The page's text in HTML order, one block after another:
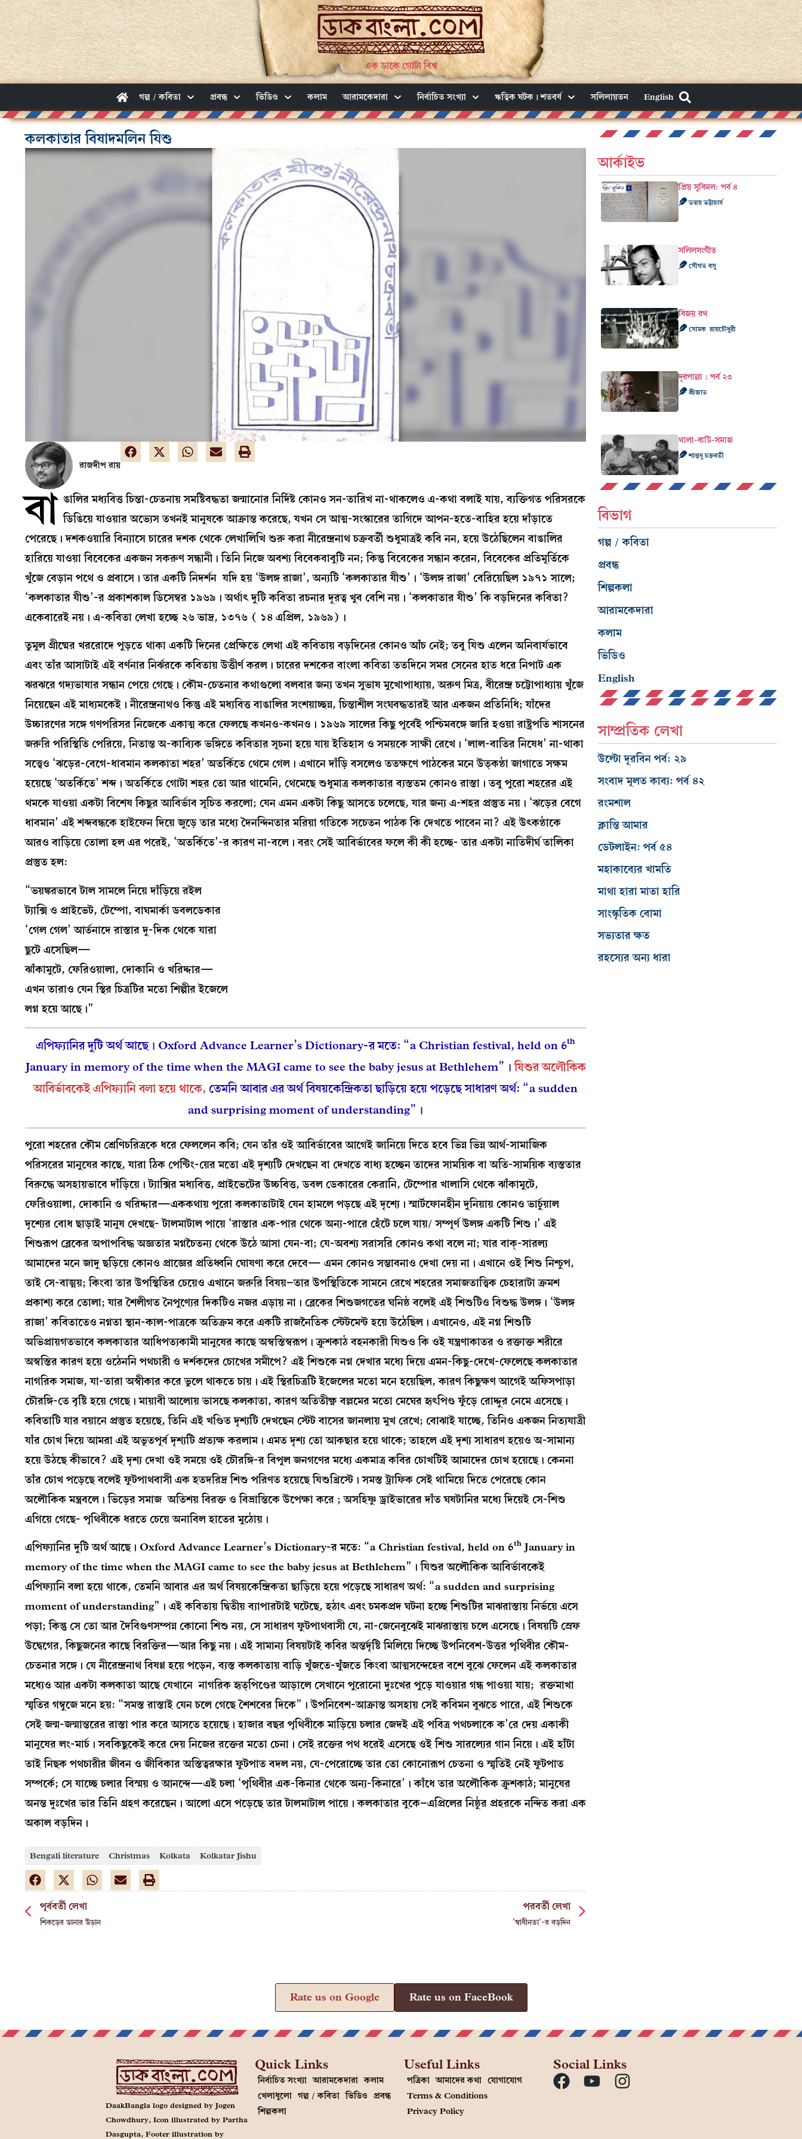
এক ডাকে গোটা বিশ্ব
গল্প / কবিতা প্রবন্ধ ভিডিও কলাম আরামকেদারা নির্বাচিত সংখ্যা ঋত্বিক ঘটক। শতবর্ষ সলিলায়তন English
কলকাতার বিষাদমলিন যিশু
রাজদীপ রায়
বা ঙালির মধ্যবিত্ত চিন্তা-চেতনায় সমষ্টিবদ্ধতা জন্মানোর নির্দিষ্ট কোনও সন-তারিখ না-থাকলেও এ-কথা বলাই যায়, ব্যক্তিগত পরিসরকে
ডিঙিয়ে যাওয়ার অভ্যেস তখনই মানুষকে আক্রান্ত করেছে, যখন সে আত্ম-সংস্কারের তাগিদে আপন-হতে-বাহির হয়ে দাঁড়াতে
পেরেছে। দশকওয়ারি বিন্যাসে চারের দশক থেকে লেখালিখি শুরু করা নীরেন্দ্রনাথ চক্রবর্তী শুধুমাত্রই কবি নন, হয়ে উঠেছিলেন বাঙালির
হারিয়ে যাওয়া বিবেকের একজন সকরুণ সন্ধানী। তিনি নিজে অবশ্য বিবেকবাবুটি নন; কিন্তু বিবেকের সন্ধান করেন, বিবেকের প্রতিমূর্তিকে
খুঁজে বেড়ান পথে ও প্রবাসে। তার একটি নিদর্শন যদি হয় ‘উলঙ্গ রাজা’, অন্যটি ‘কলকাতার যীশু’। ‘উলঙ্গ রাজা’ বেরিয়েছিল ১৯৭১ সালে;
‘কলকাতার যীশু’-র প্রকাশকাল ডিসেম্বর ১৯৬৯। অর্থাত্‍ দুটি কবিতা রচনার দূরত্ব খুব বেশি নয়। ‘কলকাতার যীশু’ কি বড়দিনের কবিতা?
একেবারেই নয়। এ-কবিতা লেখা হচ্ছে ২৬ ভাদ্র, ১৩৭৬ ( ১৪ এপ্রিল, ১৯৬৯)।
তুমুল গ্রীষ্মের খররোদে পুড়তে থাকা একটি দিনের প্রেক্ষিতে লেখা এই কবিতায় বড়দিনের কোনও আঁচ নেই; তবু যিশু এলেন অনিবার্যভাবে
এবং তাঁর আসাটাই এই বর্ণনার নির্ঝরকে কবিতায় উত্তীর্ণ করল। চারের দশকের বাংলা কবিতা ততদিনে সমর সেনের হাত ধরে নিপাট এক
ঝরঝরে গদ্যভাষার সন্ধান পেয়ে গেছে। কৌম-চেতনার কথাগুলো বলবার জন্য তখন সুভাষ মুখোপাধ্যায়, অরুণ মিত্র, বীরেন্দ্র চট্টোপাধ্যায় খুঁজে
নিয়েছেন এই মাধ্যমকেই। নীরেন্দ্রনাথও কিন্তু এই মধ্যবিত্ত বাঙালির সংশয়াচ্ছন্ন, চিন্তাশীল সংঘবদ্ধতারই আর একজন প্রতিনিধি; যাঁদের
উচ্চারণের সঙ্গে গণপরিসর নিজেকে একাত্ম করে ফেলছে কখনও-কখনও। ১৯৬৯ সালের কিছু পূর্বেই পশ্চিমবঙ্গে জারি হওয়া রাষ্ট্রপতি শাসনের
জরুরি পরিস্থিতি পেরিয়ে, নিতান্ত অ-কাব্যিক ভঙ্গিতে কবিতার সূচনা হয়ে যায় ইতিহাস ও সময়কে সাক্ষী রেখে। ‘লাল-বাতির নিষেধ’ না-থাকা
সত্ত্বেও ‘ঝড়ের-বেগে-ধাবমান কলকাতা শহর’ অতর্কিতে থেমে গেল। এখানে দাঁড়ি বসলেও ততক্ষণে পাঠকের মনে উত্কণ্ঠা জাগাতে সক্ষম
হয়েছে ‘অতর্কিতে’ শব্দ। অতর্কিতে গোটা শহর তো আর থামেনি, থেমেছে শুধুমাত্র কলকাতার ব্যস্ততম কোনও রাস্তা। তবু পুরো শহরের এই
থমকে যাওয়া একটা বিশেষ কিছুর আবির্ভাব সূচিত করলো; যেন এমন একটা কিছু আসতে চলেছে, যার জন্য এ-শহর প্রস্তুত নয়। ‘ঝড়ের বেগে
ধাবমান’ এই শব্দবন্ধকে হাইফেন দিয়ে জুড়ে তার মধ্যে দৈনন্দিনতার মরিয়া গতিকে সচেতন পাঠক কি দেখতে পাবেন না? এই উৎকণ্ঠাকে
আরও বাড়িয়ে তোলা হল এর পরেই, ‘অতর্কিতে’-র কারণ না-বলে। বরং সেই আবির্ভাবের ফলে কী কী হচ্ছে- তার একটা নাতিদীর্ঘ তালিকা
প্রস্তুত হল:
“ভয়ঙ্করভাবে টাল সামলে নিয়ে দাঁড়িয়ে রইল
ট্যাক্সি ও প্রাইভেট, টেম্পো, বাঘমার্কা ডবলডেকার
‘গেল গেল’ আর্তনাদে রাস্তার দু-দিক থেকে যারা
ছুটে এসেছিল—
ঝাঁকামুটে, ফেরিওয়ালা, দোকানি ও খরিদ্দার—
এখন তারাও যেন স্থির চিত্রটির মতো শিল্পীর ইজেলে
লগ্ন হয়ে আছে।”
এপিফ্যানির দুটি অর্থ আছে। Oxford Advance Learner’s Dictionary-র মতে: “a Christian festival, held on 6th
January in memory of the time when the MAGI came to see the baby jesus at Bethlehem”।যিশুর অলৌকিক
আবির্ভাবকেই এপিফ্যানি বলা হয়ে থাকে, তেমনি আবার এর অর্থ বিষয়কেন্দ্রিকতা ছাড়িয়ে হয়ে পড়েছে সাধারণ অর্থ: “a sudden
and surprising moment of understanding”।
পুরো শহরের কৌম শ্রেণিচরিত্রকে ধরে ফেললেন কবি; যেন তাঁর ওই আবির্ভাবের আগেই জানিয়ে দিতে হবে ভিন্ন ভিন্ন আর্থ-সামাজিক
পরিসরের মানুষের কাছে, যারা ঠিক পেন্টিং-য়ের মতো এই দৃশ্যটি দেখছেন বা দেখতে বাধ্য হচ্ছেন তাদের সাময়িক বা অতি-সাময়িক ব্যস্ততার
বিরুদ্ধে অসহায়ভাবে দাঁড়িয়ে। ট্যাক্সির মধ্যবিত্ত, প্রাইভেটের উচ্চবিত্ত, ডবল ডেকারের কেরানি, টেম্পোর খালাসি থেকে ঝাঁকামুটে,
ফেরিওয়ালা, দোকানি ও খরিদ্দার—এককথায় পুরো কলকাতাটাই যেন হামলে পড়ছে এই দৃশ্যে। স্মার্টফোনহীন দুনিয়ায় কোনও ভার্চুয়াল
দৃশ্যের বোধ ছাড়াই মানুষ দেখছে- টালমাটাল পায়ে ‘রাস্তার এক-পার থেকে অন্য-পারে হেঁটে চলে যায়/ সম্পূর্ণ উলঙ্গ একটি শিশু।’ এই
শিশুরূপ ব্লেকের অপাপবিদ্ধ অজ্ঞতার মগ্নচৈতন্য থেকে উঠে আসা যেন-বা; যে-অবশ্য সরাসরি কোনও কথা বলে না; যার বাক্-সারল্য
আমাদের মনে জাদু ছড়িয়ে কোনও প্রাজ্ঞের প্রতিধ্বনি ঘোষণা করে দেবে— এমন কোনও সম্ভাবনাও দেখা দেয় না। এখানে ওই শিশু নিশ্চুপ,
তাই সে-বাঙ্ময়; কিংবা তার উপস্থিতির চেয়েও এখানে জরুরি বিষয়–তার উপস্থিতিকে সামনে রেখে শহরের সমাজতাত্ত্বিক চেহারাটা ক্রমশ
প্রকাশ্য করে তোলা; যার শৈলীগত নৈপুণ্যের দিকটিও নজর এড়ায় না। ব্লেকের শিশুজগতের ঘনিষ্ঠ বলেই এই শিশুটিও বিশুদ্ধ উলঙ্গ। ‘উলঙ্গ
রাজা’ কবিতাতেও নগ্নতা স্থান-কাল-পাত্রকে অতিক্রম করে একটি রাজনৈতিক স্টেটমেন্ট হয়ে উঠেছিল। এখানেও, এই নগ্ন শিশুটি
অভিপ্রায়গতভাবে কলকাতার আধিপত্যকামী মানুষের কাছে অস্বস্তিস্বরূপ। ক্রুশকাঠ বহনকারী যিশুও কি ওই যন্ত্রণাকাতর ও রক্তাক্ত শরীরে
অস্বস্তির কারণ হয়ে ওঠেননি পথচারী ও দর্শকদের চোখের সমীপে? এই শিশুকে নগ্ন দেখার মধ্যে দিয়ে এমন-কিছু-দেখে-ফেলেছে কলকাতার
নাগরিক সমাজ, যা-তারা অস্বীকার করে ভুলে থাকতে চায়। এই স্থিরচিত্রটি ইজেলের মতো মনে হয়েছিল, কারণ কিছুক্ষণ আগেই অফিসপাড়া
চৌরঙ্গি-তে বৃষ্টি হয়ে গেছে। মায়াবী আলোয় ভাসছে কলকাতা, কারণ অতিতীক্ষ্ণ বল্লমের মতো মেঘের হৃৎপিণ্ড ফুঁড়ে রোদ্দুর নেমে এসেছে।
কবিতাটি যার বয়ানে প্রস্তুত হয়েছে, তিনি এই খণ্ডিত দৃশ্যটি দেখছেন স্টেট বাসের জানলায় মুখ রেখে; বোঝাই যাচ্ছে, তিনিও একজন নিত্যযাত্রী
যাঁর চোখ দিয়ে আমরা এই অভূতপূর্ব দৃশ্যটি প্রত্যক্ষ করলাম। এমত দৃশ্য তো আকছার হয়ে থাকে; তাহলে এই দৃশ্য সাধারণ হয়েও অ-সামান্য
হয়ে উঠছে কীভাবে? এই দৃশ্য দেখা ওই সময়ে ওই চৌরঙ্গি-র বিপুল জনগণের মধ্যে একমাত্র কবির চোখটিই আমাদের চোখ হয়েছে। কেননা
তাঁর চোখ পড়েছে বলেই ফুটপাথবাসী এক হতদরিদ্র শিশু পরিণত হয়েছে যিশুখ্রিস্টে। সমস্ত ট্রাফিক সেই থামিয়ে দিতে পেরেছে কোন
অলৌকিক মন্ত্রবলে। ভিড়ের সমাজ অতিশয় বিরক্ত ও বিভ্রান্তিকে উপেক্ষা করে ; অসহিষ্ণু ড্রাইভারের দাঁত ঘষটানির মধ্যে দিয়েই সে-শিশু
এগিয়ে গেছে- পৃথিবীকে ধরতে চেয়ে অনাবিল হাতের মুঠোয়।
এপিফ্যানির দুটি অর্থ আছে। Oxford Advance Learner’s Dictionary-র মতে: “a Christian festival, held on 6thJanuary in
memory of the time when the MAGI came to see the baby jesus at Bethlehem”। যিশুর অলৌকিক আবির্ভাবকেই
এপিফ্যানি বলা হয়ে থাকে, তেমনি আবার এর অর্থ বিষয়কেন্দ্রিকতা ছাড়িয়ে হয়ে পড়েছে সাধারণ অর্থ: “a sudden and surprising
moment of understanding”। এই কবিতায় দ্বিতীয় ব্যাপারটাই ঘটেছে, হঠাত্‍ এবং চমকপ্রদ ঘটনা হচ্ছে শিশুটির মাঝরাস্তায় নির্ভয়ে এসে
পড়া; কিন্তু সে তো আর দৈবিগুণসম্পন্ন কোনো শিশু নয়, সে সাধারণ ফুটপাথবাসী যে, না-জেনেবুঝেই মাঝরাস্তায় চলে এসেছে। বিষয়টি স্রেফ
উদ্বেগের, কিছুজনের কাছে বিরক্তির—আর কিছু নয়। এই সামান্য বিষয়টাই কবির অন্তর্দৃষ্টি মিলিয়ে দিচ্ছে উপনিবেশ-উত্তর পৃথিবীর কৌম-
চেতনার সঙ্গে। যে নীরেন্দ্রনাথ বিষণ্ণ হয়ে পড়েন, ব্যস্ত কলকাতায় বাড়ি খুঁজতে-খুঁজতে কিংবা আত্মসন্দেহের বশে বুঝে ফেলেন এই কলকাতার
মধ্যেও আর একটা কলকাতা আছে যেখানে নাগরিক হৃত্পিণ্ডের আড়ালে সেখানে পুরোনো দুঃখের পুড়ে যাওয়ার গন্ধ পাওয়া যায়; রক্তমাখা
স্মৃতির গম্বুজে মনে হয়: “সমস্ত রাস্তাই যেন চলে গেছে শৈশবের দিকে”। উপনিবেশ-আক্রান্ত অসহায় সেই কবিমন বুঝতে পারে, এই শিশুকে
সেই জন্ম-জন্মান্তরের রাস্তা পার করে আসতে হয়েছে। হাজার বছর পৃথিবীকে মাড়িয়ে চলার জেদই এই পবিত্র পথচলাকে ক’রে দেয় একাকী
মানুষের লং-মার্চ। সবকিছুকেই করে দেয় নিজের রক্তের মতো চেনা। সেই রক্তের পথ ধরেই এসেছে ওই শিশু সারল্যের গান নিয়ে। এই হাঁটা
তাই নিছক পথচারীর জীবন ও জীবিকার অস্তিত্বরক্ষার ফুটপাত বদল নয়, যে-পেরোচ্ছে তার তো কোনোরূপ চেতনা ও স্মৃতিই নেই ফুটপাত
সম্পর্কে; সে যাচ্ছে চলার বিস্ময় ও আনন্দে—এই চলা ‘পৃথিবীর এক-কিনার থেকে অন্য-কিনারে’। কাঁধে তার অলৌকিক ক্রুশকাঠ; মানুষের
অনন্ত দুঃখের ভার তিনি গ্রহণ করেছেন। আলো এসে পড়েছে তার টালমাটাল পায়ে। কলকাতার বুকে–এপ্রিলের নিষ্ঠুর প্রহরকে নন্দিত করা এক
অকাল বড়দিন।
Bengali literature Christmas Kolkata Kolkatar Jishu
পূর্ববর্তী লেখা
শিকড়ের ডানার উড়ান
পরবর্তী লেখা
‘স্বাধীনতা’-র বড়দিন
আর্কাইভ
প্রিয় সুবিমল: পর্ব ৪
তন্ময় ভট্টাচার্য
সলিলসংগীত
সৌগত বসু
বিজয় রথ
সোমক রায়চৌধুরী
দূরপাল্লা : পর্ব ২৩
শ্রীজাত
থালা-বাটি-সমাজ
শান্তনু চক্রবর্তী
বিভাগ
গল্প / কবিতা
প্রবন্ধ
শিল্পকলা
আরামকেদারা
কলাম
ভিডিও
English
সাম্প্রতিক লেখা
উল্টো দূরবিন পর্ব: ২৯
সংবাদ মূলত কাব্য: পর্ব ৪২
রংমশাল
ক্লান্তি আমার
ডেটলাইন: পর্ব ৫৪
মহাকাব্যের খামতি
মাথা হারা মাতা হারি
সাংস্কৃতিক বোমা
সভ্যতার ক্ষত
রহস্যের অন্য ধারা
Rate us on Google Rate us on FaceBook
DaakBangla logo designed by Jogen
Chowdhury, Icon illustrated by Partha
Dasgupta, Footer illustration by
Quick Links
নির্বাচিত সংখ্যা আরামকেদারা কলাম
খেলাধুলো গল্প / কবিতা ভিডিও প্রবন্ধ
শিল্পকলা
Useful Links
পত্রিকা আমাদের কথা যোগাযোগ
Terms & Conditions
Privacy Policy
Social Links